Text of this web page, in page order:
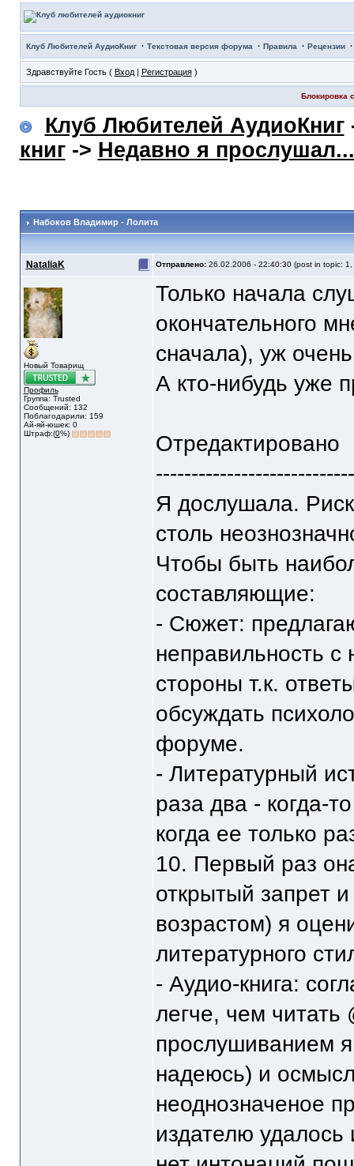
Клуб Любителей АудиоКниг· Текстовая версия форума · Правила · Рецензии
Здравствуйте Гость ( Вход| Регистрация)
Блокировка
Клуб Любителей АудиоКниг
книг-> Недавно я прослушал...
Набоков Владимир - Лолита
NataliaK Отправлено: 26.02.2006 - 22:40:30 (post in topic: 1,
Новый Товарищ
Профиль
Группа: Trusted
Сообщений: 132
Поблагодарили: 159
Ай-яй-юшек: 0
Штраф:(0%)
Только начала
окончательного
сначала), уж
А кто-нибудь уже
Отредактировано
----------------------------
Я дослушала.
столь
Чтобы быть
составляющие:
- Сюжет:
неправильность с
стороны т.к.
обсуждать
форуме.
- Литературный
раза два - когда-
когда ее только
10. Первый раз
открытый запрет
возрастом) я
литературного
- Аудио-книга:
легче, чем читать
прослушиванием
надеюсь) и
неоднозначеное
издателю удалось